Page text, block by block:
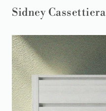
Sidney Cassettiera